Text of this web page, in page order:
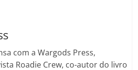
com a Wargods Press,
Roadie Crew, co-autor do livro